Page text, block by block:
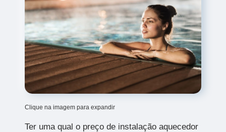
Clique na imagem para expandir
Ter uma qual o preço de instalação aquecedor